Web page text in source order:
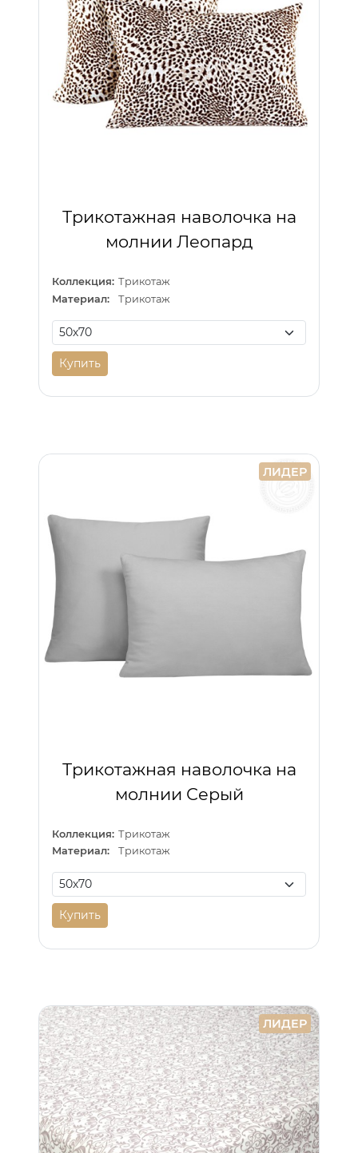
Трикотажная наволочка на
молнии Леопард
Коллекция: Трикотаж
Материал:
Трикотаж
Купить
ЛИДЕР
Трикотажная наволочка на
молнии Серый
Коллекция: Трикотаж
Материал:
Трикотаж
Купить
ЛИДЕР